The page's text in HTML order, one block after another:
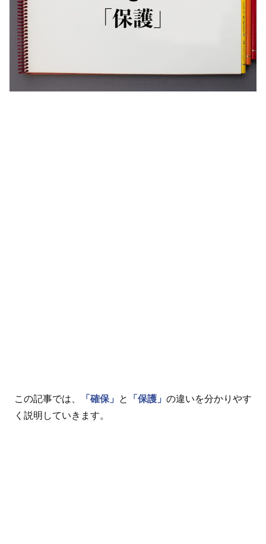
この記事では、 「確保」 と 「保護」 の違いを分かりやす
く説明していきます。